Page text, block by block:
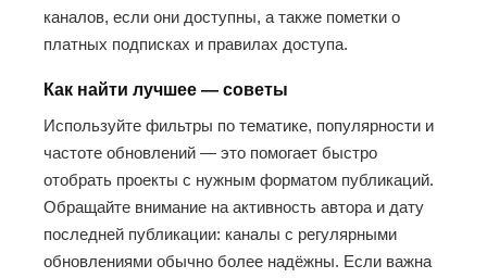
каналов, если они доступны, а также пометки о
платных подписках и правилах доступа.
Как найти лучшее — советы
Используйте фильтры по тематике, популярности и
частоте обновлений — это помогает быстро
отобрать проекты с нужным форматом публикаций.
Обращайте внимание на активность автора и дату
последней публикации: каналы с регулярными
обновлениями обычно более надёжны. Если важна